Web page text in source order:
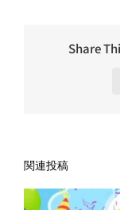
Share
関連投稿